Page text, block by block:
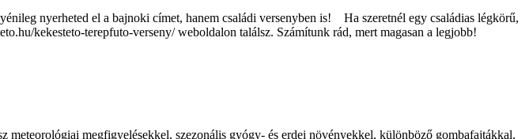
nyerheted el a bajnoki címet, hanem családi versenyben is! Ha szeretnél egy családias légkörű,
kekesteto-terepfuto-verseny/ weboldalon találsz. Számítunk rád, mert magasan a legjobb!
meteorológiai megfigyelésekkel, szezonális gyógy- és erdei növényekkel, különböző gombafajtákkal,